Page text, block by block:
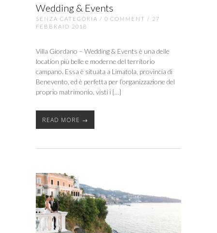
Wedding & Events
SENZA CATEGORIA / 0 COMMENT / 27
FEBBRAIO 2018
Villa Giordano – Wedding & Events è una delle
location più belle e moderne del territorio
campano. Essa è situata a Limatola, provincia di
Benevento, ed è perfetta per l’organizzazione del
proprio matrimonio, visti i […]
READ MORE →